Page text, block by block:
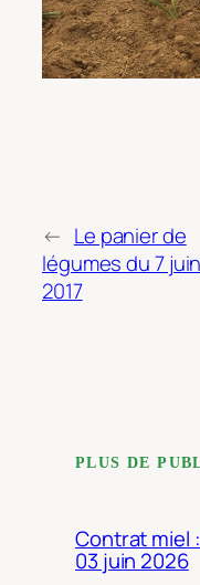
← Le panier de
légumes du 7 juin
2017
PLUS DE
Contrat miel
03 juin 2026